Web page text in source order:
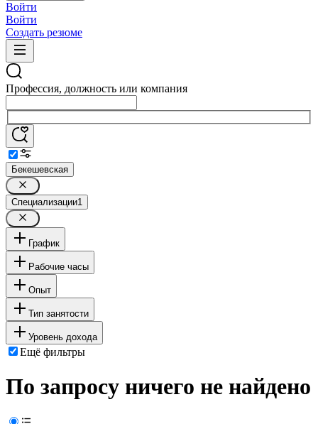
Войти
Войти
Создать резюме
Профессия, должность или компания
Бекешевская
Специализации1
График
Рабочие часы
Опыт
Тип занятости
Уровень дохода
Ещё фильтры
По запросу ничего не найдено